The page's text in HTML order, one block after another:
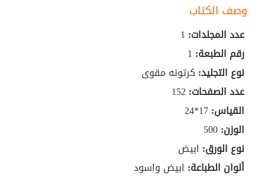
وصف الكتاب
عدد المجلدات: 1
رقم الطبعة: 1
نوع التجليد: كرتونه مقوى
عدد الصفحات:152
القياس:17*24
الوزن:500
نوع الورق: ابيض
ألوان الطباعة: ابيض واسود